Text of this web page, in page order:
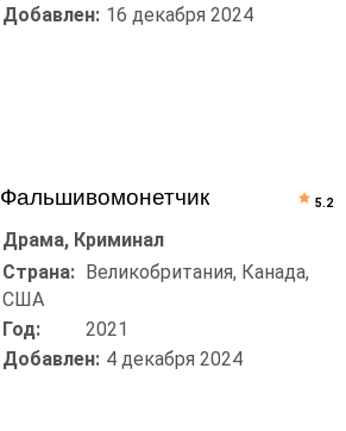
Добавлен: 16 декабря 2024
Фальшивомонетчик
Драма, Криминал
Страна: Великобритания, Канада,
США
Год:
2021
Добавлен: 4 декабря 2024
5.2